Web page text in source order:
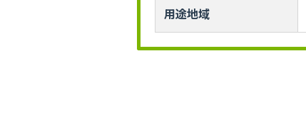
用途地域